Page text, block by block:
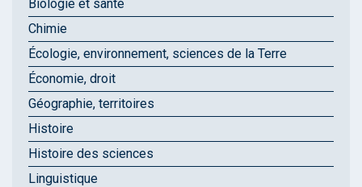
Biologie et santé
Chimie
Écologie, environnement, sciences de la Terre
Économie, droit
Géographie, territoires
Histoire
Histoire des sciences
Linguistique